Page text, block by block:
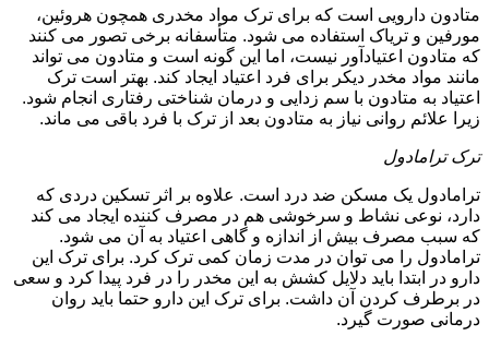
متادون دارویی است که برای ترک مواد مخدری همچون هروئین،
مورفین و تریاک استفاده می شود. متأسفانه برخی تصور می کنند
که متادون اعتیادآور نیست، اما این گونه است و متادون می تواند
مانند مواد مخدر دیکر برای فرد اعتیاد ایجاد کند. بهتر است ترک
اعتیاد به متادون با سم زدایی و درمان شناختی رفتاری انجام شود.
زیرا علائم روانی نیاز به متادون بعد از ترک با فرد باقی می ماند.
ترک ترامادول
ترامادول یک مسکن ضد درد است. علاوه بر اثر تسکین دردی که
دارد، نوعی نشاط و سرخوشی هم در مصرف کننده ایجاد می کند
که سبب مصرف بیش از اندازه و گاهی اعتیاد به آن می شود.
ترامادول را می توان در مدت زمان کمی ترک کرد. برای ترک این
دارو در ابتدا باید دلایل کشش به این مخدر را در فرد پیدا کرد و سعی
در برطرف کردن آن داشت. برای ترک این دارو حتما باید روان
درمانی صورت گیرد.